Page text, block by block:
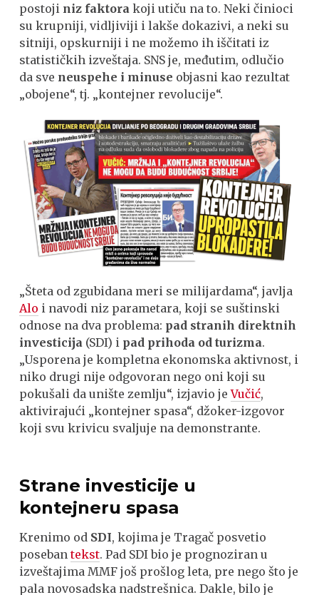
postoji niz faktora koji utiču na to. Neki činioci
su krupniji, vidljiviji i lakše dokazivi, a neki su
sitniji, opskurniji i ne možemo ih iščitati iz
statističkih izveštaja. SNS je, međutim, odlučio
da sve neuspehe i minuse objasni kao rezultat
„obojene“, tj. „kontejner revolucije“.
„Šteta od zgubidana meri se milijardama“, javlja
Alo i navodi niz parametara, koji se suštinski
odnose na dva problema: pad stranih direktnih
investicija (SDI) i pad prihoda od turizma.
„Usporena je kompletna ekonomska aktivnost, i
niko drugi nije odgovoran nego oni koji su
pokušali da unište zemlju“, izjavio jeVučić,
aktivirajući „kontejner spasa“, džoker-izgovor
koji svu krivicu svaljuje na demonstrante.
Strane investicije u
kontejneru spasa
Krenimo od SDI, kojima je Tragač posvetio
posebantekst. Pad SDI bio je prognoziran u
izveštajima MMF još prošlog leta, pre nego što je
pala novosadska nadstrešnica. Dakle, bilo je